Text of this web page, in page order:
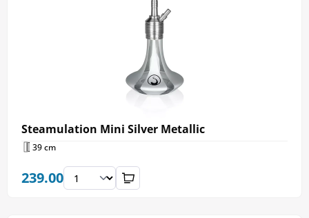
Steamulation Mini Silver Metallic
39 cm
239.00